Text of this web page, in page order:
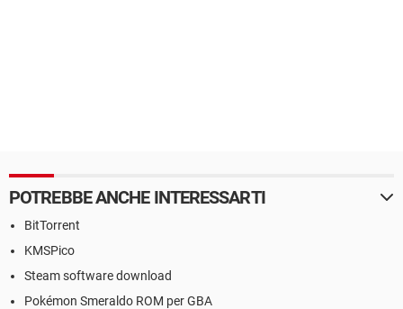
POTREBBE ANCHE INTERESSARTI
BitTorrent
KMSPico
Steam software download
Pokémon Smeraldo ROM per GBA